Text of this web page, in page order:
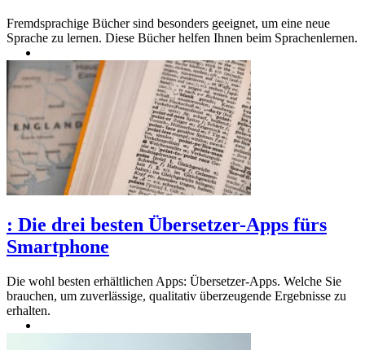
Fremdsprachige Bücher sind besonders geeignet, um eine neue
Sprache zu lernen. Diese Bücher helfen Ihnen beim Sprachenlernen.
: Die drei besten Übersetzer-Apps fürs
Smartphone
Die wohl besten erhältlichen Apps: Übersetzer-Apps. Welche Sie
brauchen, um zuverlässige, qualitativ überzeugende Ergebnisse zu
erhalten.